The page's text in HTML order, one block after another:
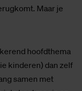
Maar je
hoofdthema
kinderen) dan zelf
samen met